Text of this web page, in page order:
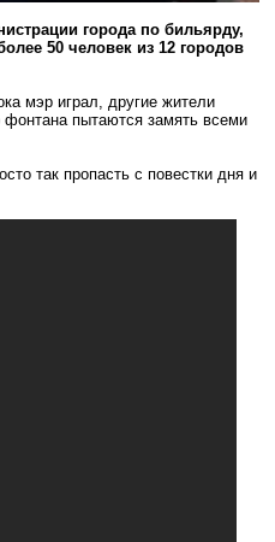
города по бильярду,
50 человек из 12 городов
мэр играл, другие жители
пытаются замять всеми
так пропасть с повестки дня и